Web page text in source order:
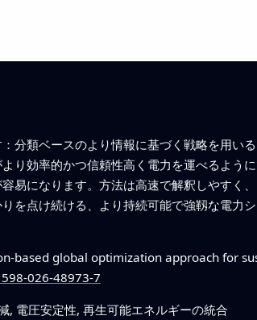
分類ベースのより情報に基づく戦略を用い
り効率的かつ信頼性高く電力を運べるよう
易になります。方法は高速で解釈しやすく
を点け続ける、より持続可能で強靱な電力
based global optimization approach for
026-48973-7
, 電圧安定性, 再生可能エネルギーの統合